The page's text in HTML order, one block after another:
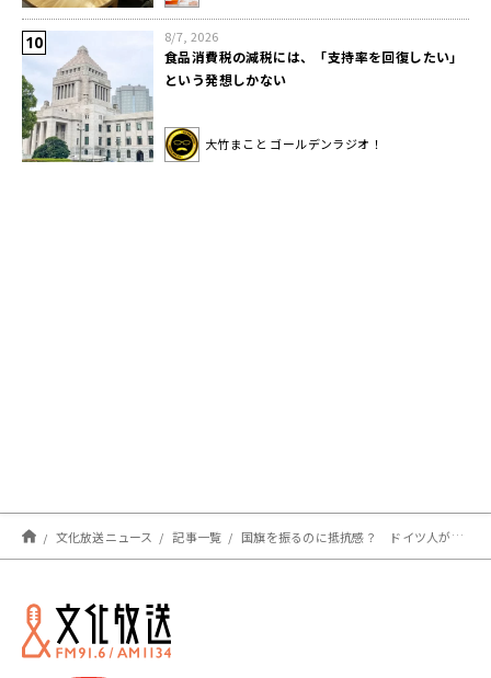
8/7, 2026
食品消費税の減税には、「支持率を回復したい」
という発想しかない
大竹まこと ゴールデンラジオ！
文化放送ニュース 記事一覧 国旗を振るのに抵抗感？ ドイツ人が語るドイツ国旗「黒、赤、黄色」ではない色の由来